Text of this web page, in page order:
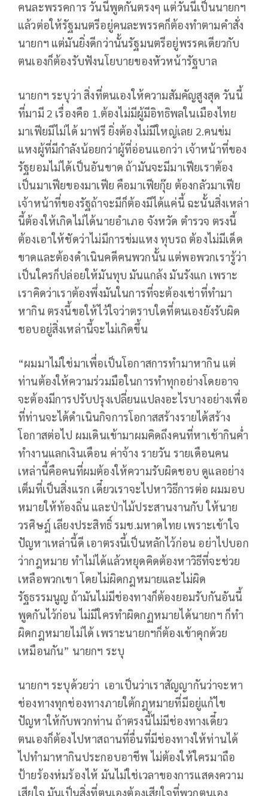
คนละพรรคการ วันนี้พูดกันตรงๆ แต่วันนี้เป็นนายกฯ
แล้วต่อให้รัฐมนตรีอยู่คนละพรรคก็ต้องทำตามคำสั่ง
นายกฯ แต่มันยิ่งดีกว่านั้นรัฐมนตรีอยู่พรรคเดียวกับ
ตนเองก็ต้องรับฟังนโยบายของหัวหน้ารัฐบาล
นายกฯ ระบุว่า สิ่งที่ตนเองให้ความสัมคัญสูงสุด วันนี้
ที่มามี 2 เรื่องคือ 1.ต้องไม่มีผู้มีอิทธิพลในเมืองไทย
มาเฟียมีไม่ได้ มาฟรี ยิ่งต้องไม่มีใหญ่เลย 2.คนข่ม
แหงผู้ที่มีกำลังน้อยกว่าผู้ที่อ่อนแอกว่า เจ้าหน้าที่ของ
รัฐยอมไม่ได้เป็นอันขาด ถ้ามันจะมีมาเฟียเราต้อง
เป็นมาเฟียของมาเฟีย คือมาเฟียกุ๊ย ต้องกลัวมาเฟีย
เจ้าหน้าที่ของรัฐถ้าจะมีก็ต้องมีได้แค่นี้ ฉะนั้นสิ่งเหล่า
นี้ต้องให้เกิดไม่ได้นายอำเภอ จังหวัด ตำรวจ ตรงนี้
ต้องเอาให้ชัดว่าไม่มีการข่มแหง ทุบรถ ต้องไม่มีเด็ด
ขาดและต้องดำเนินคดีคนพวกนั้น แต่พอพวกเรารู้ว่า
เป็นใครก็ปล่อยให้มันทุบ มันแกล้ง มันรังแก เพราะ
เราคิดว่าเราต้องพึ่งมันในการที่จะต้องเช่าที่ทำมา
หากิน ตรงนี้ขอให้ไว้ใจว่าตราบใดที่ตนเองยังรับผิด
ชอบอยู่สิ่งเหล่านี้จะไม่เกิดขึ้น
“ผมมาไม่ใช่มาเพื่อเป็นโอกาสการทำมาหากิน แต่
ท่านต้องให้ความร่วมมือในการทำทุกอย่างโดยอาจ
จะต้องมีการปรับปรุงเปลี่ยนแปลงอะไรบางอย่างเพื่อ
ที่ท่านจะได้ดำเนินกิจการโอกาสสร้างรายได้สร้าง
โอกาสต่อไป ผมเดินเข้ามาผมคิดถึงคนที่หาเช้ากินค่ำ
ทำงานแลกเงินเดือน ค่าจ้าง รายวัน รายเดือนคน
เหล่านี้คือคนที่ผมต้องให้ความรับผิดชอบ ดูแลอย่าง
เต็มที่เป็นสิ่งแรก เดี๋ยวเราจะไปหาวิธีการต่อ ผมมอบ
หมายให้ท้องถิ่น และป่าไม้ประสานงานกับ ให้นาย
วรศิษฎ์ เลียงประสิทธิ์ รมช.มหาดไทย เพราะเข้าใจ
ปัญหาเหล่านี้ดี เอาตรงนี้เป็นหลักไว้ก่อน อย่าไปบอก
ว่ากฎหมาย ทำไม่ได้แล้วหยุดคิดต้องหาวิธีที่จะช่วย
เหลือพวกเขา โดยไม่ผิดกฎหมายและไม่ผิด
รัฐธรรมนูญ ถ้ามันไม่มีช่องทางก็ต้องยอมรับกันอันนี้
พูดกันไว้ก่อน ไม่มีใครทำผิดกฏหมายได้นายกฯ ก็ทำ
ผิดกฎหมายไม่ได้ เพราะนายกฯก็ต้องเข้าคุกด้วย
เหมือนกัน” นายกฯ ระบุ
นายกฯ ระบุด้วยว่า เอาเป็นว่าเราสัญญากันว่าจะหา
ช่องทางทุกช่องทางภายใต้กฎหมายที่มีอยู่แก้ไข
ปัญหาให้กับพวกท่าน ถ้าตรงนี้ไม่มีช่องทางเดี๋ยว
ตนเองก็ต้องไปหาสถานที่อื่นที่มีช่องทางให้ท่านได้
ไปทำมาหากินประกอบอาชีพ ไม่ต้องให้ใครมาถือ
ป้ายร้องห่มร้องไห้ มันไม่ใช่เวลาของการแสดงความ
เสียใจ มันเป็นสิ่งที่ตนเองต้องเสียใจที่พวกตนเอง